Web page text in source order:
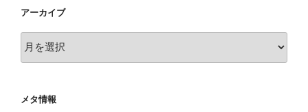
アーカイブ
ー
ブ
メタ情報